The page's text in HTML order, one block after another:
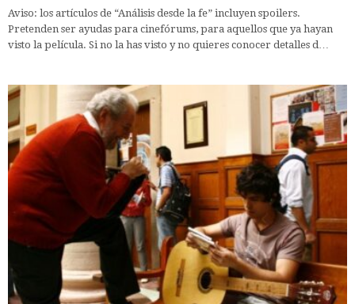
Aviso: los artículos de “Análisis desde la fe” incluyen spoilers.
Pretenden ser ayudas para cinefórums, para aquellos que ya hayan
visto la película. Si no la has visto y no quieres conocer detalles d…